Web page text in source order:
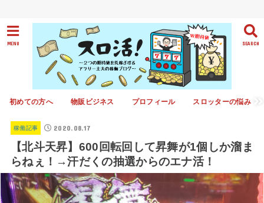
SEARCH
MENU
初めての方へ 物販ビジネス プロフィール スロッターの悩み
稼働記事 2020.08.17
【北斗天昇】600回転回して昇舞が1個しか溜ま
らねぇ！→汗だくの抽選からのエナ活！